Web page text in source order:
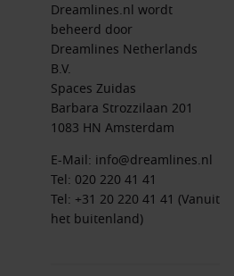
Dreamlines.nl wordt
beheerd door
Dreamlines Netherlands
B.V.
Spaces Zuidas
Barbara Strozzilaan 201
1083 HN Amsterdam
E-Mail: info@dreamlines.nl
Tel: 020 220 41 41
Tel: +31 20 220 41 41 (Vanuit
het buitenland)